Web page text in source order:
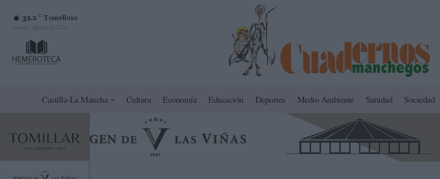
32.2 C Tomelloso
jueves, agosto 6, 2026
Castilla-La Mancha Cultura Economía Educación Deportes Medio Ambiente Sanidad Sociedad